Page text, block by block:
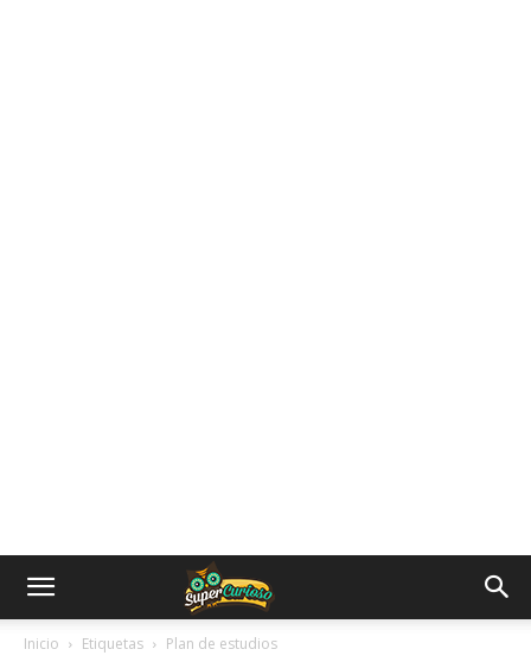
Inicio Etiquetas Plan de estudios